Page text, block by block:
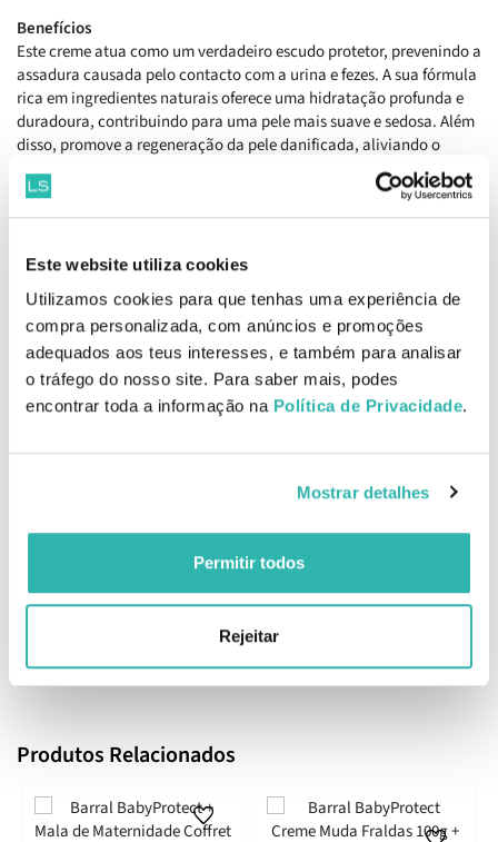
Este website utiliza cookies
Utilizamos cookies para que tenhas uma experiência de
compra personalizada, com anúncios e promoções
adequados aos teus interesses, e também para analisar
o tráfego do nosso site. Para saber mais, podes
encontrar toda a informação na Política de Privacidade.
Mostrar detalhes
Permitir todos
Rejeitar
Benefícios
Este creme atua como um verdadeiro escudo protetor, prevenindo a
assadura causada pelo contacto com a urina e fezes. A sua fórmula
rica em ingredientes naturais oferece uma hidratação profunda e
duradoura, contribuindo para uma pele mais suave e sedosa. Além
disso, promove a regeneração da pele danificada, aliviando o
desconforto e proporcionando um efeito calmante imediato. Ao
utilizares este creme, estás a garantir que a pele do teu bebé
permaneça saudável e livre de irritações.
Como aplicar
sempre que necessário.
Ingredientes
Helianthus Annuus Seed Oil, Aqua, Glycerin, Cera Alba, Linum
Usitatissimum Seed Oil, Magnesium Sulfate, Simmondsia Chinensis
Magnesium Hydroxide, Octyldodecanol, Octyldodecyl Xyloside,
Xylose.Helianthus Annuus Seed Oil, Aqua, Glycerin, Cera Alba,
Chinensis Seed Oil, Alpha-Glucan Oligosaccharide, Butylene
Glycol, Inulin, Magnesium Hydroxide, Octyldodecanol,
Octyldodecyl Xyloside, PEG-30 Dipolyhydroxystearate, Tocopheryl
Acetate, Xylose.
EAN: 5600360018971
Produtos Relacionados